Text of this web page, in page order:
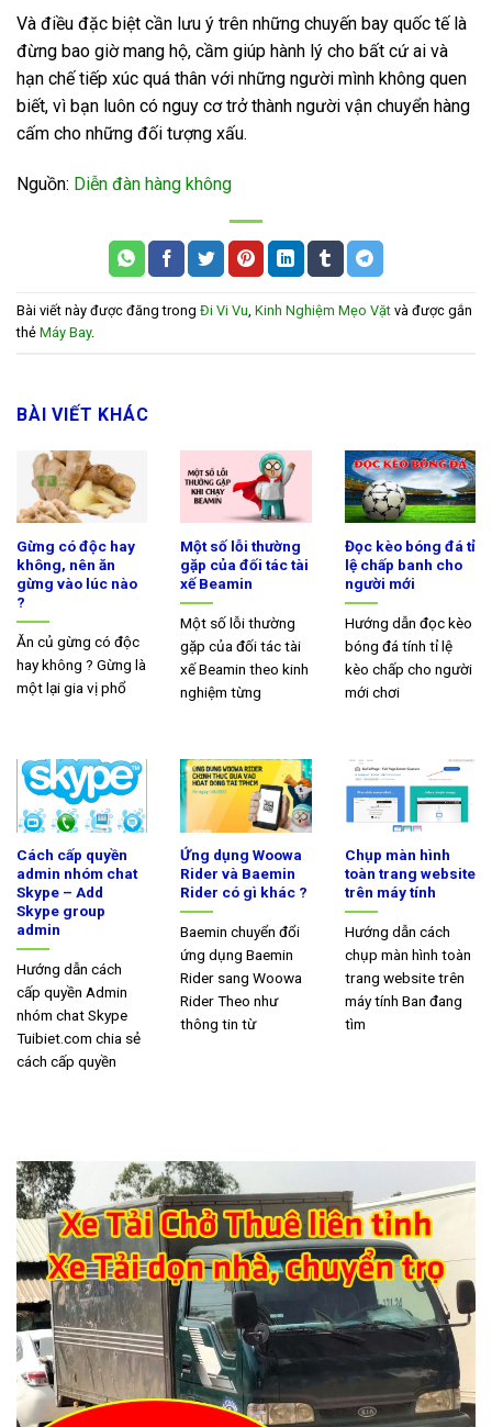
Và điều đặc biệt cần lưu ý trên những chuyến bay quốc tế là
đừng bao giờ mang hộ, cầm giúp hành lý cho bất cứ ai và
hạn chế tiếp xúc quá thân với những người mình không quen
biết, vì bạn luôn có nguy cơ trở thành người vận chuyển hàng
cấm cho những đối tượng xấu.
Nguồn: Diễn đàn hàng không
Bài viết này được đăng trong Đi Vi Vu Kinh Nghiệm Mẹo Vặt và được gắn
thẻ Máy Bay.
BÀI VIẾT KHÁC
Gừng có độc hay
không, nên ăn
gừng vào lúc nào
?
Ăn củ gừng có độc
hay không ? Gừng là
một lại gia vị phổ
Một số lỗi thường
gặp của đối tác tài
xế Beamin
Một số lỗi thường
gặp của đối tác tài
xế Beamin theo kinh
nghiệm từng
Đọc kèo bóng đá tỉ
lệ chấp banh cho
người mới
Hướng dẫn đọc kèo
bóng đá tính tỉ lệ
kèo chấp cho người
mới chơi
Cách cấp quyền
admin nhóm chat
Skype – Add
Skype group
admin
Hướng dẫn cách
cấp quyền Admin
nhóm chat Skype
Tuibiet.com chia sẻ
cách cấp quyền
Ứng dụng Woowa
Rider và Baemin
Rider có gì khác ?
Baemin chuyển đổi
ứng dụng Baemin
Rider sang Woowa
Rider Theo như
thông tin từ
Chụp màn hình
toàn trang website
trên máy tính
Hướng dẫn cách
chụp màn hình toàn
trang website trên
máy tính Ban đang
tìm